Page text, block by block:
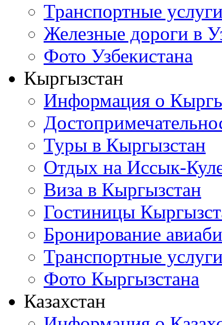
Транспортные
Железные дороги в
Фото Узбекистана
Кыргызстан
Информация о
Туры в Кыргызстан
Отдых на Иссык-
Виза в Кыргызстан
Гостиницы
Бронирование
Транспортные
Фото Кыргызстана
Казахстан